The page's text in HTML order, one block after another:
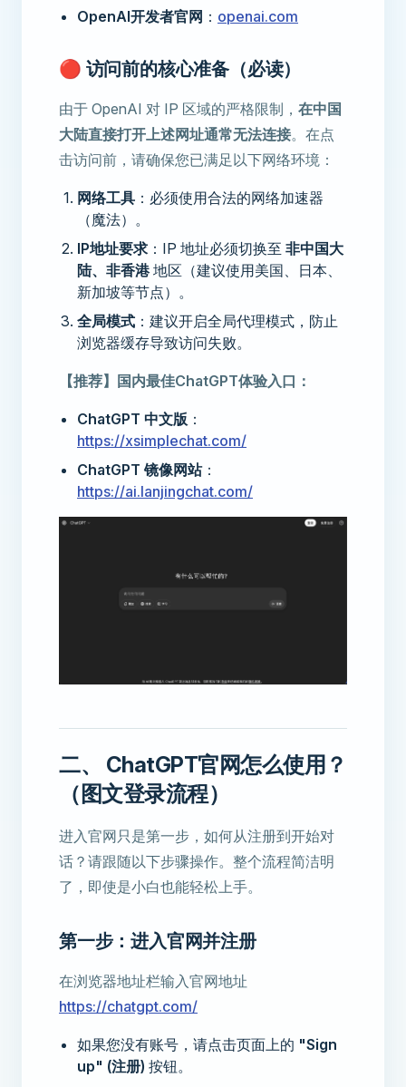
OpenAI开发者官网 ： openai.com
🔴 访问前的核心准备（必读）
由于 OpenAI 对 IP 区域的严格限制， 在中国
大陆直接打开上述网址通常无法连接。在点
击访问前，请确保您已满足以下网络环境：
网络工具 ：必须使用合法的网络加速器
（魔法）。
IP地址要求 ：IP 地址必须切换至 非中国大
陆、非香港地区（建议使用美国、日本、
新加坡等节点）。
全局模式 ：建议开启全局代理模式，防止
浏览器缓存导致访问失败。
【推荐】国内最佳ChatGPT体验入口：
ChatGPT 中文版 ：
https://xsimplechat.com/
ChatGPT 镜像网站：
https://ai.lanjingchat.com/
二、 ChatGPT官网怎么使用？
（图文登录流程）
进入官网只是第一步，如何从注册到开始对
话？请跟随以下步骤操作。整个流程简洁明
了，即使是小白也能轻松上手。
第一步：进入官网并注册
在浏览器地址栏输入官网地址
https://chatgpt.com/
如果您没有账号，请点击页面上的 "Sign
up" (注册) 按钮。